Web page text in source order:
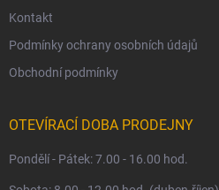
Kontakt
Podmínky ochrany osobních údajů
Obchodní podmínky
OTEVÍRACÍ DOBA PRODEJNY
Pondělí - Pátek: 7.00 - 16.00 hod.